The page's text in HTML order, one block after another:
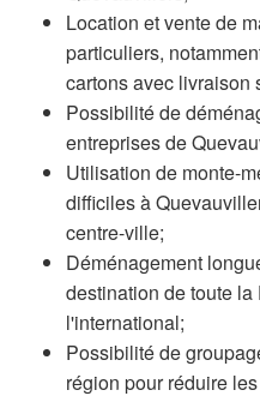
Location et vente de
particuliers,
cartons avec livraison
Possibilité de
entreprises de
Utilisation de monte-
difficiles à
centre-ville;
Déménagement
destination de toute
l'international;
Possibilité de
région pour réduire